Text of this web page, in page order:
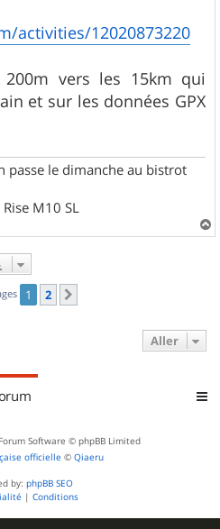
activities/12020873220
vers les 15km qui
et sur les données GPX
passe le dimanche au bistrot
M10 SL
a
1 2
Aller
Software © phpBB Limited
officielle © Qiaeru
by: phpBB SEO
| Conditions